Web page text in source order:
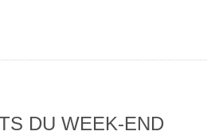
DU WEEK-END